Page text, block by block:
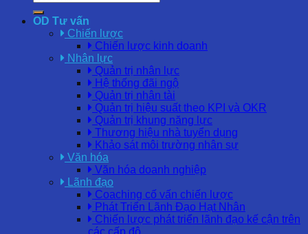
OD Tư vấn
Chiến lược
Chiến lược kinh doanh
Nhân lực
Quản trị nhân lực
Hệ thống đãi ngộ
Quản trị nhân tài
Quản trị hiệu suất theo KPI và OKR
Quản trị khung năng lực
Thương hiệu nhà tuyển dụng
Khảo sát môi trường nhân sự
Văn hóa
Văn hóa doanh nghiệp
Lãnh đạo
Coaching cố vấn chiến lược
Phát Triển Lãnh Đạo Hạt Nhân
Chiến lược phát triển lãnh đạo kế cận trên
các cấp độ